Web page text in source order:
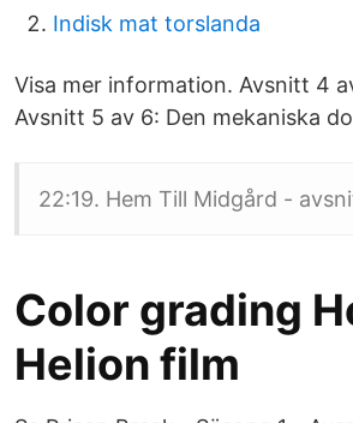
Indisk mat torslanda
Visa mer information. Avsnitt 4
Avsnitt 5 av 6: Den mekaniska
22:19. Hem Till Midgård -
Color grading
Helion film